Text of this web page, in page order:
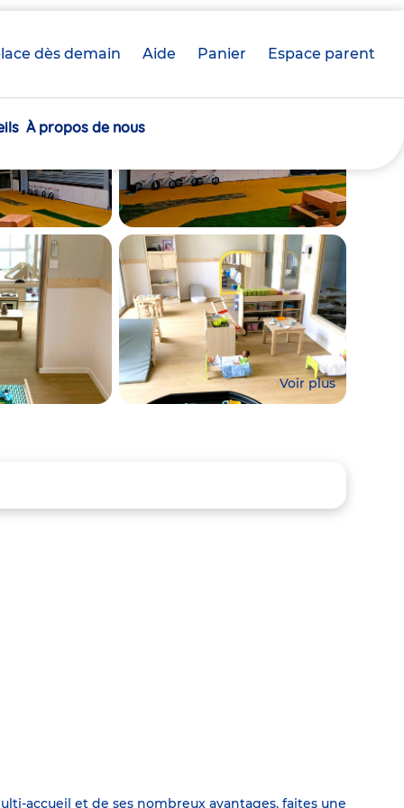
dès demain Aide Panier crèche(s)
Espace parent
À propos de nous
Voir plus
accueil et de ses nombreux avantages, faites une